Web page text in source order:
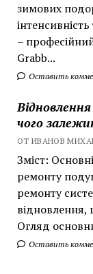
зимових
–
Grabb...
Оставить
чого
ОТ ИВАНОВ
Зміст:
ремонту
ремонту
відновлення,
Огляд
Оставить